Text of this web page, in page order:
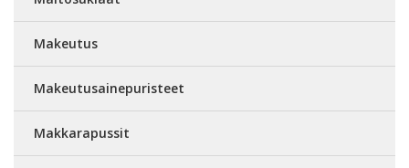
Makeutus
Makeutusainepuristeet
Makkarapussit